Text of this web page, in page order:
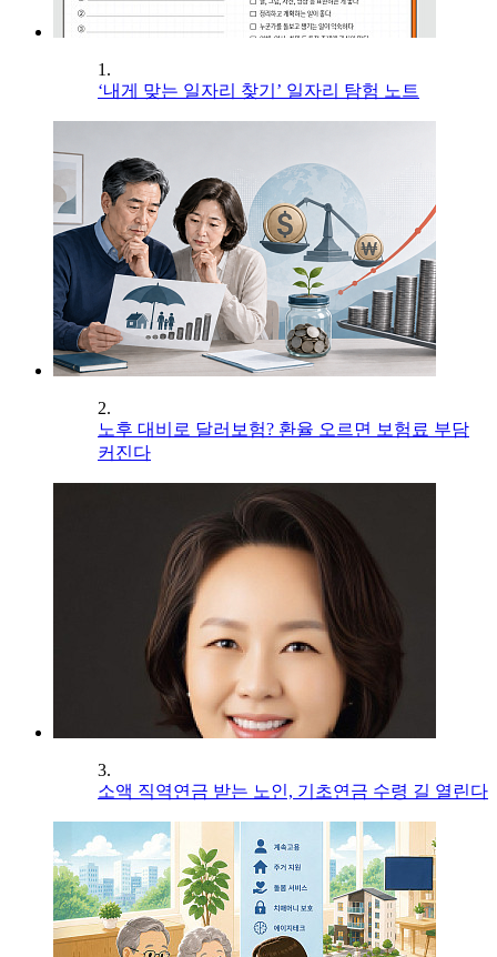
1.
‘내게 맞는 일자리 찾기’ 일자리 탐험 노트
2.
노후 대비로 달러보험? 환율 오르면 보험료 부담
커진다
3.
소액 직역연금 받는 노인, 기초연금 수령 길 열린다